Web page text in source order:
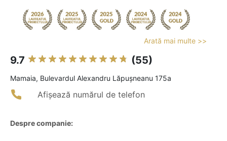
Arată mai multe >>
9.7 (55)
Mamaia, Bulevardul Alexandru Lăpușneanu 175a
Afișează numărul de telefon
Despre companie: